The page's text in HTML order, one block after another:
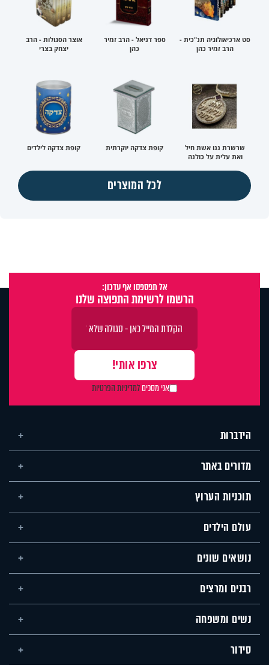
סט ארכיאולוגיה תנ"כית -
הרב זמיר כהן
ספר דניאל - הרב זמיר
כהן
אוצר הסגולות - הרב
יצחק בצרי
שרשרת ננו אשת חיל
ואת עלית על כולנה
קופת צדקה יוקרתית קופת צדקה לילדים
לכל המוצרים
אל תפספסו אף עדכון:
הרשמו לרשימת התפוצה שלנו
אני מסכיםלמדיניות הפרטיות
הידברות
מדורים באתר
תוכניות הערוץ
עולם הילדים
נושאים שונים
רבנים ומרצים
נשים ומשפחה
סידור